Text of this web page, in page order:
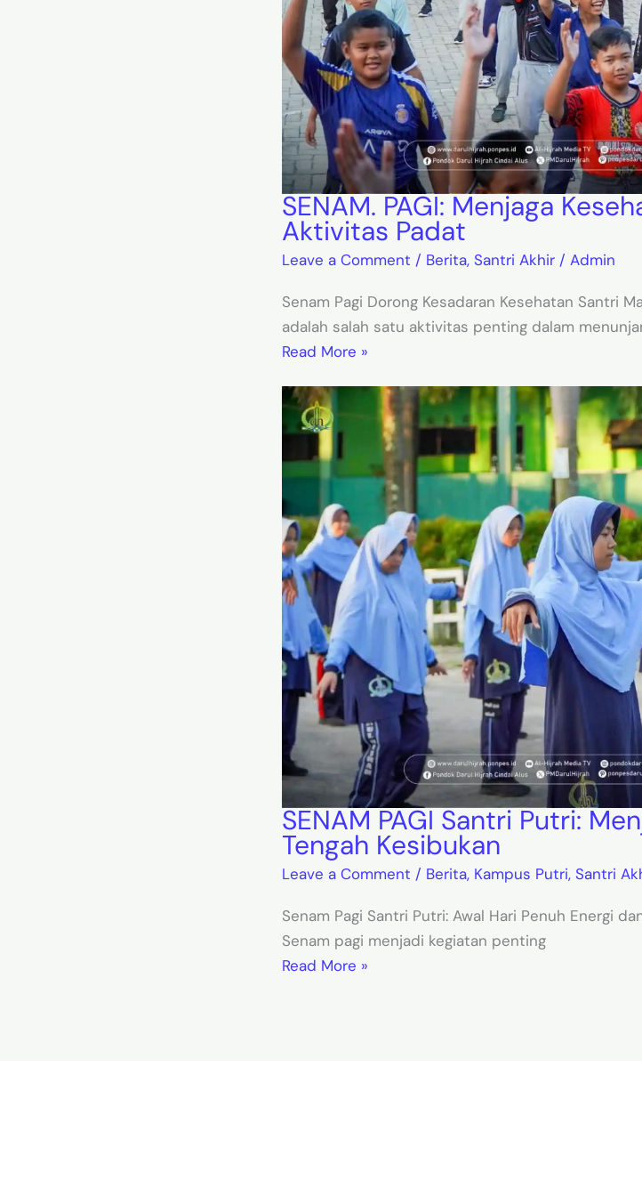
SENAM. PAGI: Menjaga
Aktivitas Padat
Leave a Comment / Berita, Santri Akhir / Admin
Senam Pagi Dorong Kesadaran Kesehatan Santri
adalah salah satu aktivitas penting dalam
Read More »
SENAM PAGI Santri Putri:
Tengah Kesibukan
Leave a Comment / Berita, Kampus Putri, Santri
Senam Pagi Santri Putri: Awal Hari Penuh Energi
Senam pagi menjadi kegiatan penting
Read More »